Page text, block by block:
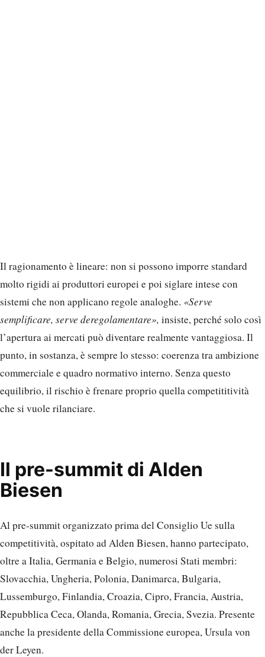
Il ragionamento è lineare: non si possono imporre standard
molto rigidi ai produttori europei e poi siglare intese con
sistemi che non applicano regole analoghe. «Serve
semplificare, serve deregolamentare», insiste, perché solo così
l’apertura ai mercati può diventare realmente vantaggiosa. Il
punto, in sostanza, è sempre lo stesso: coerenza tra ambizione
commerciale e quadro normativo interno. Senza questo
equilibrio, il rischio è frenare proprio quella competititività
che si vuole rilanciare.
Il pre-summit di Alden
Biesen
Al pre-summit organizzato prima del Consiglio Ue sulla
competitività, ospitato ad Alden Biesen, hanno partecipato,
oltre a Italia, Germania e Belgio, numerosi Stati membri:
Slovacchia, Ungheria, Polonia, Danimarca, Bulgaria,
Lussemburgo, Finlandia, Croazia, Cipro, Francia, Austria,
Repubblica Ceca, Olanda, Romania, Grecia, Svezia. Presente
anche la presidente della Commissione europea, Ursula von
der Leyen.